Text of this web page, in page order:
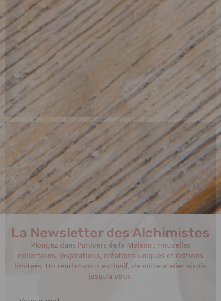
La Newsletter des Alchimistes
Plongez dans l’univers de la Maison : nouvelles
collections, inspirations, créations uniques et éditions
limitées. Un rendez-vous exclusif, de notre atelier aixois
jusqu’à vous.